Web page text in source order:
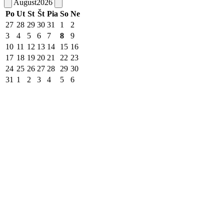
August2026
Po Ut St Št Pia So Ne
27 28 29 30 31 1
2
3
4 5 6 7 8
9
10 11 12 13 14 15 16
17 18 19 20 21 22 23
24 25 26 27 28 29 30
31 1 2 3 4 5 6